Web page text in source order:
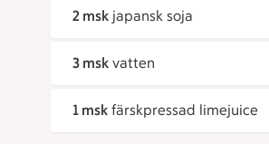
2 msk japansk soja
3 msk vatten
1 msk färskpressad limejuice